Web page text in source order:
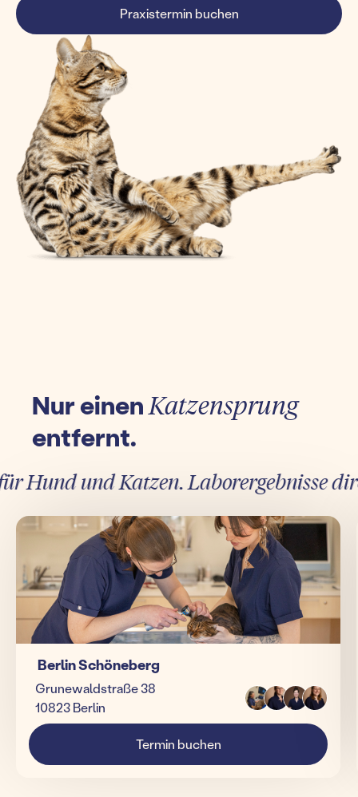
Praxistermin buchen
Nur einenKatzensprung
entfernt.
Hund und Katzen. Laborergebnisse
Berlin Schöneberg
Grunewaldstraße 38
10823 Berlin
Termin buchen